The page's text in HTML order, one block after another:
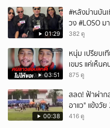
01:29
#หลังม่านบัน
วง #LOSO ม
382 ดู
03:51
หนุ่ม เปรียบเ
เขมร แค่เห็นค
875 ดู
00:38
สลด! ฟ้าผ่าก
อาแว" แข้งวัย
416 ดู